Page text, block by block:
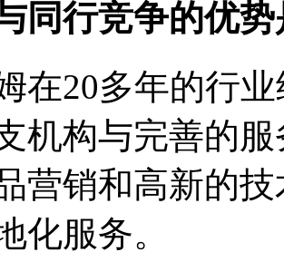
同行竞争的优
在20多年的行
机构与完善的
营销和高新的
化服务。